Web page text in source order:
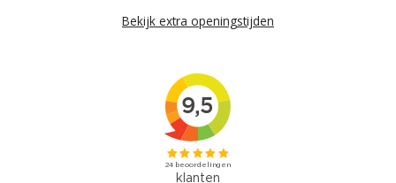
Bekijk extra openingstijden